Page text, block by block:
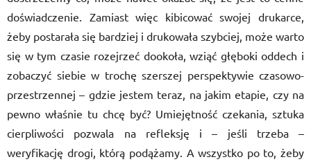
doświadczenie. Zamiast więc kibicować swojej drukarce,
żeby postarała się bardziej i drukowała szybciej, może warto
się w tym czasie rozejrzeć dookoła, wziąć głęboki oddech i
zobaczyć siebie w trochę szerszej perspektywie czasowo-
przestrzennej – gdzie jestem teraz, na jakim etapie, czy na
pewno właśnie tu chcę być? Umiejętność czekania, sztuka
cierpliwości pozwala na refleksję i – jeśli trzeba –
weryfikację drogi, którą podążamy. A wszystko po to, żeby